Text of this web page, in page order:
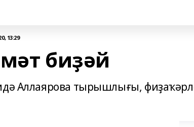
13:29
биҙәй
Аллаярова тырышлығы,